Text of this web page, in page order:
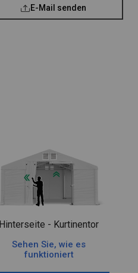
E-Mail senden
Hinterseite - Kurtinentor
Sehen Sie, wie es
funktioniert